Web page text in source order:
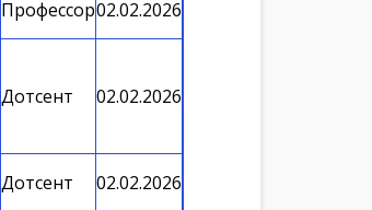
Профессор02.02.2026
Дотсент 02.02.2026
Дотсент
02.02.2026